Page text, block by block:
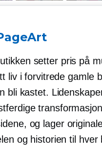
setter pris på
liv i forvitrede gamle
bli kastet.
og lager
og historien til hver